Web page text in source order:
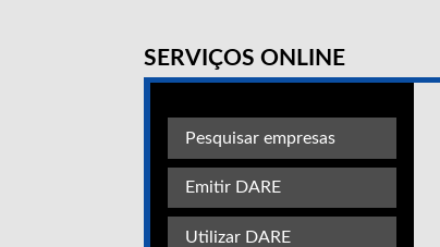
SERVIÇOS ONLINE
Pesquisar empresas
Emitir DARE
Utilizar DARE